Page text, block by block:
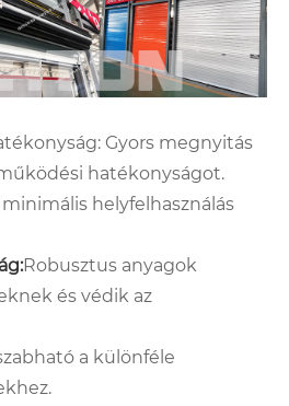
Gyors megnyitás
hatékonyságot.
minimális helyfelhasználás
Robusztus anyagok
és védik az
a különféle